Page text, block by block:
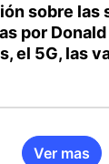
sobre las
por
el 5G, las
Ver mas